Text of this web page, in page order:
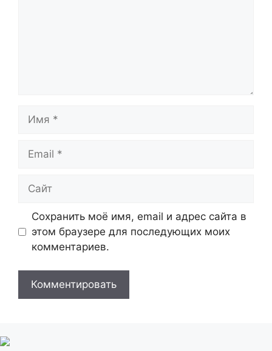
Имя
Email
Сайт
Сохранить моё имя, email и адрес сайта в
этом браузере для последующих моих
комментариев.